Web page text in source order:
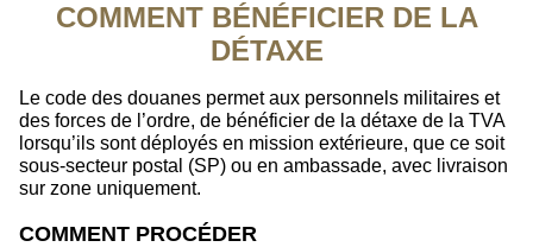
COMMENT BÉNÉFICIER DE LA
DÉTAXE
Le code des douanes permet aux personnels militaires et
des forces de l’ordre, de bénéficier de la détaxe de la TVA
lorsqu’ils sont déployés en mission extérieure, que ce soit
sous-secteur postal (SP) ou en ambassade, avec livraison
sur zone uniquement.
COMMENT PROCÉDER